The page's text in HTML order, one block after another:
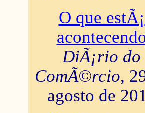
O que estÃ¡
DiÃ¡rio do
ComÃ©rcio,
agosto de